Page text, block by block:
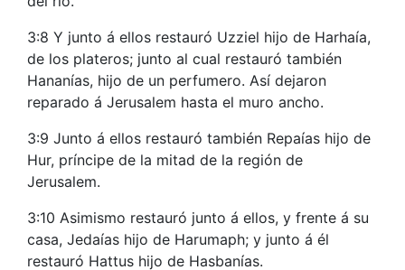
3:8 Y junto á ellos restauró Uzziel hijo de Harhaía,
de los plateros; junto al cual restauró también
Hananías, hijo de un perfumero. Así dejaron
reparado á Jerusalem hasta el muro ancho.
3:9 Junto á ellos restauró también Repaías hijo de
Hur, príncipe de la mitad de la región de
Jerusalem.
3:10 Asimismo restauró junto á ellos, y frente á su
casa, Jedaías hijo de Harumaph; y junto á él
restauró Hattus hijo de Hasbanías.